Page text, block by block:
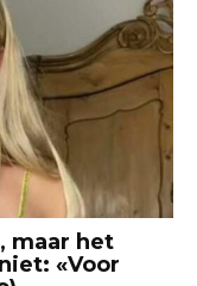
maar het
«Voor